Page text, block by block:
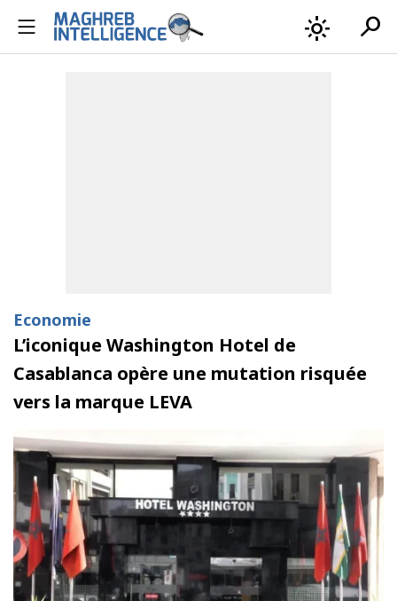
light_mode search
Economie
L’iconique Washington Hotel de
Casablanca opère une mutation risquée
vers la marque LEVA